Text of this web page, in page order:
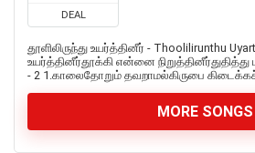
DEAL
தூளிலிருந்து உயர்த்தினீர் - Thoolilirunthu
உயர்த்தினீர்தூக்கி என்னை
- 2 1.காலைதோறும் தவறாமல்கிருபை
MORE SONGS